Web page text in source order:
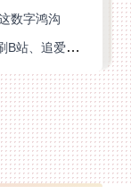
数字鸿沟
Quickback和巨鲸好用吗？在海外深夜想刷B站、追爱奇艺的你，或许正需要这份答案